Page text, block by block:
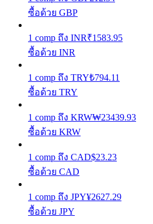
พาวเวอร์พิกกี้
รับรางวัลการแข่งขันทุกวัน
ซื้อด้วย GBP
1 comp ถึง INR₹1583.95
ซื้อด้วย INR
1 comp ถึง TRY₺794.11
ซื้อด้วย TRY
1 comp ถึง KRW₩23439.93
ซื้อด้วย KRW
1 comp ถึง CAD$23.23
ซื้อด้วย CAD
1 comp ถึง JPY¥2627.29
ซื้อด้วย JPY